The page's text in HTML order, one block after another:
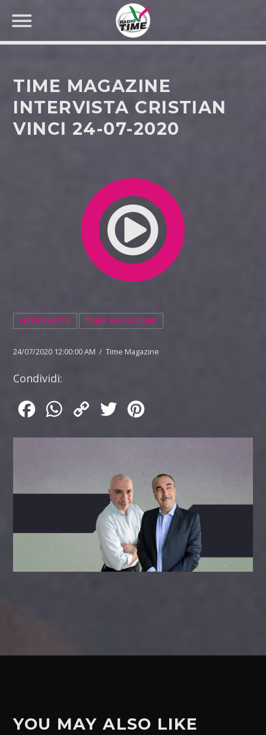
CERCA NEL SITO WEB:
TIME MAGAZINE
INTERVISTA CRISTIAN
VINCI 24-07-2020
INTERVISTE TIME MAGAZINE
24/07/2020 12:00:00 AM / Time Magazine
Condividi:
FacebookWhatsApp
Copy
Twitter
YOU MAY ALSO LIKE